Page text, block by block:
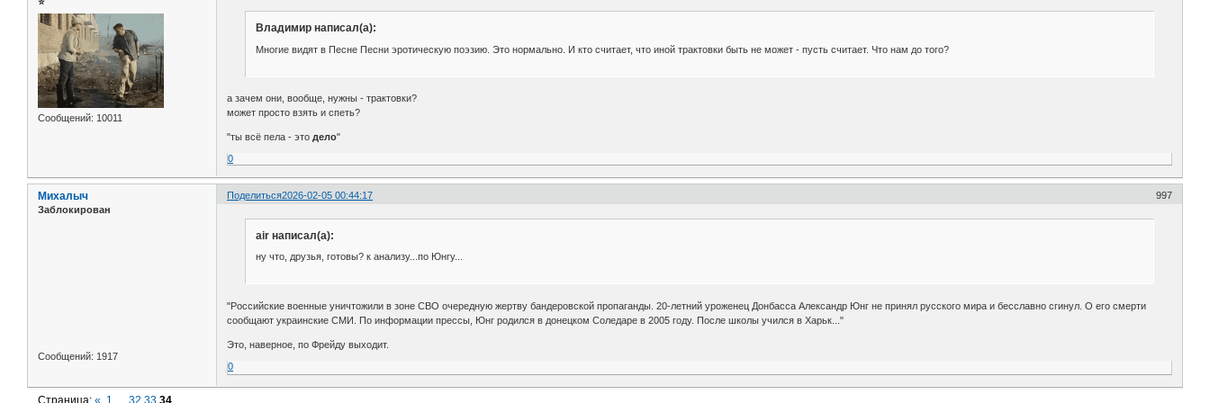
Сообщений: 10011
Владимир написал(а):
Многие видят в Песне Песни эротическую поэзию. Это нормально. И кто считает, что иной трактовки быть не может - пусть считает. Что нам до того?
а зачем они, вообще, нужны - трактовки?
может просто взять и спеть?
"ты всё пела - это дело"
0
Поделиться 997
2026-02-05 00:44:17
Михалыч
Заблокирован
Сообщений: 1917
air написал(а):
ну что, друзья, готовы? к анализу...по Юнгу...
"Российские военные уничтожили в зоне СВО очередную жертву бандеровской пропаганды. 20-летний уроженец Донбасса Александр Юнг не принял русского мира и бесславно сгинул. О его смерти
сообщают украинские СМИ. По информации прессы, Юнг родился в донецком Соледаре в 2005 году. После школы учился в Харьк..."
Это, наверное, по Фрейду выходит.
0
Страница:« 1 32 33 34